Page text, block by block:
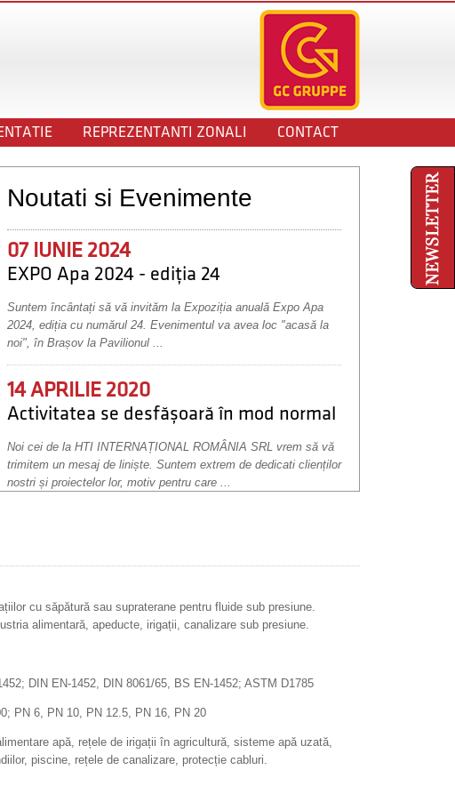
REPREZENTANTI ZONALI CONTACT
Noutati si Evenimente
07 IUNIE 2024
EXPO Apa 2024 - ediția 24
Suntem încântați să vă invităm la Expoziția anuală Expo Apa
2024, ediția cu numărul 24. Evenimentul va avea loc "acasă la
noi", în Brașov la Pavilionul ...
14 APRILIE 2020
Activitatea se desfășoară în mod normal
Noi cei de la HTI INTERNAȚIONAL ROMÂNIA SRL vrem să vă
trimitem un mesaj de liniște. Suntem extrem de dedicati clienților
nostri și proiectelor lor, motiv pentru care ...
cu săpătură sau supraterane pentru fluide sub presiune.
alimentară, apeducte, irigații, canalizare sub presiune.
DIN EN-1452, DIN 8061/65, BS EN-1452; ASTM D1785
PN 6, PN 10, PN 12.5, PN 16, PN 20
apă, rețele de irigații în agricultură, sisteme apă uzată,
piscine, rețele de canalizare, protecție cabluri.